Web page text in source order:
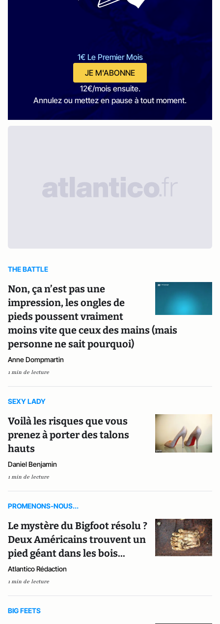
1€ Le Premier Mois
JE M'ABONNE
12€/mois ensuite.
Annulez ou mettez en pause à tout moment.
THE BATTLE
Non, ça n’est pas une
impression, les ongles de
pieds poussent vraiment
moins vite que ceux des mains (mais
personne ne sait pourquoi)
Anne Dompmartin
1 min de lecture
SEXY LADY
Voilà les risques que vous
prenez à porter des talons
hauts
Daniel Benjamin
1 min de lecture
PROMENONS-NOUS...
Le mystère du Bigfoot résolu ?
Deux Américains trouvent un
pied géant dans les bois...
Atlantico Rédaction
1 min de lecture
BIG FEETS